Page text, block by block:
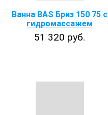
Ванна BAS Бриз 150 75 с
гидромассажем
51 320 руб.